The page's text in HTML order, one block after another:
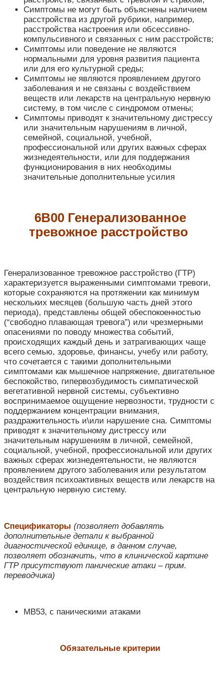
Симптомы не могут быть объяснены наличием
расстройства из другой рубрики, например,
расстройства настроения или обсессивно-
компульсивного и связанных с ним расстройств;
Симптомы или поведение не являются
нормальными для уровня развития пациента
или для его культурной среды;
Симптомы не являются проявлением другого
заболевания и не связаны с воздействием
веществ или лекарств на центральную нервную
систему, в том числе с синдромом отмены;
Симптомы приводят к значительному дистрессу
или значительным нарушениям в личной,
семейной, социальной, учебной,
профессиональной или других важных сферах
жизнедеятельности, или для поддержания
функционирования в них необходимы
значительные дополнительные усилия
6В00 Генерализованное
тревожное расстройство
Генерализованное тревожное расстройство (ГТР)
характеризуется выраженными симптомами тревоги,
которые сохраняются на протяжении как минимум
нескольких месяцев (большую часть дней этого
периода), представлены общей обеспокоенностью
(“свободно плавающая тревога”) или чрезмерными
опасениями по поводу множества событий,
происходящих каждый день и затрагивающих чаще
всего семью, здоровье, финансы, учебу или работу,
что сочетается с такими дополнительными
симптомами как мышечное напряжение, двигательное
беспокойство, гипервозбудимость симпатической
вегетативной нервной системы, субъективно
воспринимаемое ощущение нервозности, трудности с
поддержанием концентрации внимания,
раздражительность и\или нарушение сна. Симптомы
приводят к значительному дистрессу или
значительным нарушениям в личной, семейной,
социальной, учебной, профессиональной или других
важных сферах жизнедеятельности, не являются
проявлением другого заболевания или результатом
воздействия психоактивных веществ или лекарств на
центральную нервную систему.
Спецификаторы (позволяет добавлять
дополнительные детали к выбранной
диагностической единице, в данном случае,
позволяет обозначить, что в клинической картине
ГТР присутствуют панические атаки – прим.
переводчика)
MB53, с паническими атаками
Обязательные критерии